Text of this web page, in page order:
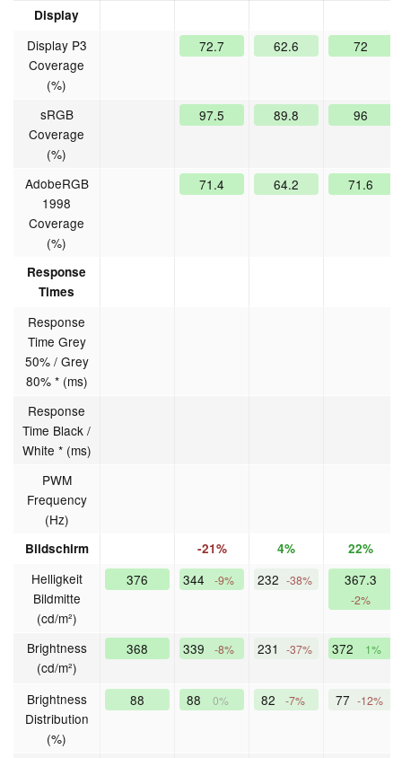
Display
Display P3
Coverage
(%)
72.7 62.6 72
sRGB
Coverage
(%)
97.5 89.8 96
AdobeRGB
1998
Coverage
(%)
71.4 64.2 71.6
Response
Times
Response
Time Grey
50% / Grey
80% * (ms)
Response
Time Black /
White * (ms)
PWM
Frequency
(Hz)
Bildschirm -21% 4% 22%
Helligkeit
Bildmitte
(cd/m²)
376 344 -9% 232 -38% 367.3
-2%
Brightness
(cd/m²)
368 339 -8% 231 -37% 372 1%
Brightness
Distribution
(%)
88 88 0% 82 -7% 77 -12%